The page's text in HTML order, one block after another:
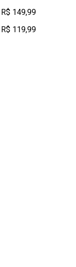
R$ 149,99
R$ 119,99